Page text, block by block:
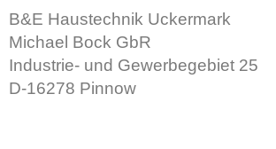
B&E Haustechnik Uckermark
Michael Bock GbR
Industrie- und Gewerbegebiet 25
D-16278 Pinnow